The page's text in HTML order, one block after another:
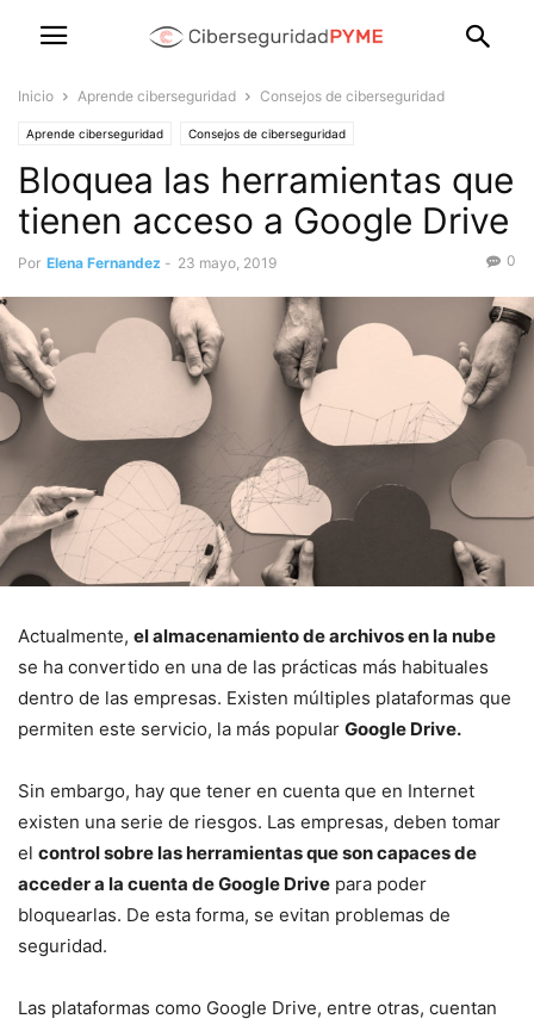
Inicio Aprende ciberseguridad Consejos de ciberseguridad
Aprende ciberseguridad Consejos de ciberseguridad
Bloquea las herramientas que
tienen acceso a Google Drive
Por Elena Fernandez - 23 mayo, 2019 0
Actualmente, el almacenamiento de archivos en la nube
se ha convertido en una de las prácticas más habituales
dentro de las empresas. Existen múltiples plataformas que
permiten este servicio, la más popular Google Drive.
Sin embargo, hay que tener en cuenta que en Internet
existen una serie de riesgos. Las empresas, deben tomar
el control sobre las herramientas que son capaces de
acceder a la cuenta de Google Drive para poder
bloquearlas. De esta forma, se evitan problemas de
seguridad.
Las plataformas como Google Drive, entre otras, cuentan